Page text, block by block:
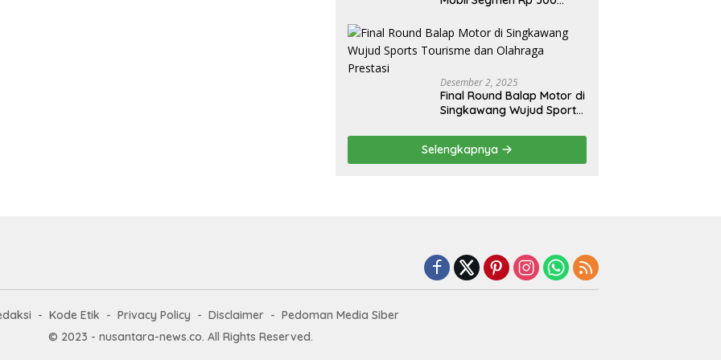
Ekspor
Desember 2, 2025
Final Round Balap Motor di
Singkawang Wujud Sports
Prestasi
Selengkapnya
Kode Etik Privacy Policy Disclaimer
Pedoman Media Siber
© 2023 - nusantara-news.co. All Rights Reserved.